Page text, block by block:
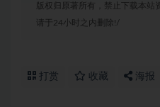
版权归原著所有，禁止下载本站
请于24小时之内删除!/
打赏 收藏 海报